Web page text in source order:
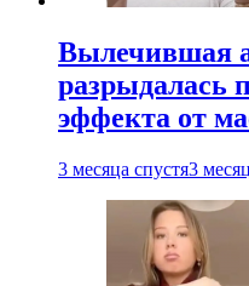
Вылечившая
разрыдалась
эффекта от
3 месяца спустя3